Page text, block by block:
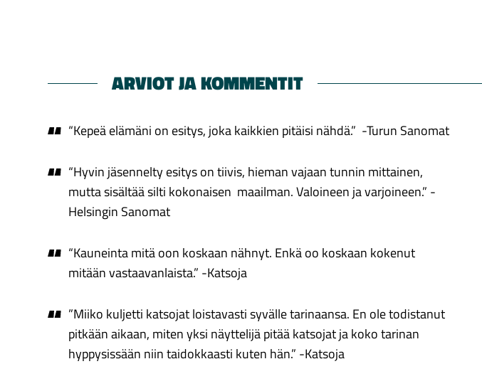
ARVIOT JA KOMMENTIT
“Kepeä elämäni on esitys, joka kaikkien pitäisi nähdä.” -Turun Sanomat
“Hyvin jäsennelty esitys on tiivis, hieman vajaan tunnin mittainen,
mutta sisältää silti kokonaisen maailman. Valoineen ja varjoineen.” -
Helsingin Sanomat
“Kauneinta mitä oon koskaan nähnyt. Enkä oo koskaan kokenut
mitään vastaavanlaista.” -Katsoja
”Miiko kuljetti katsojat loistavasti syvälle tarinaansa. En ole todistanut
pitkään aikaan, miten yksi näyttelijä pitää katsojat ja koko tarinan
hyppysissään niin taidokkaasti kuten hän.” -Katsoja